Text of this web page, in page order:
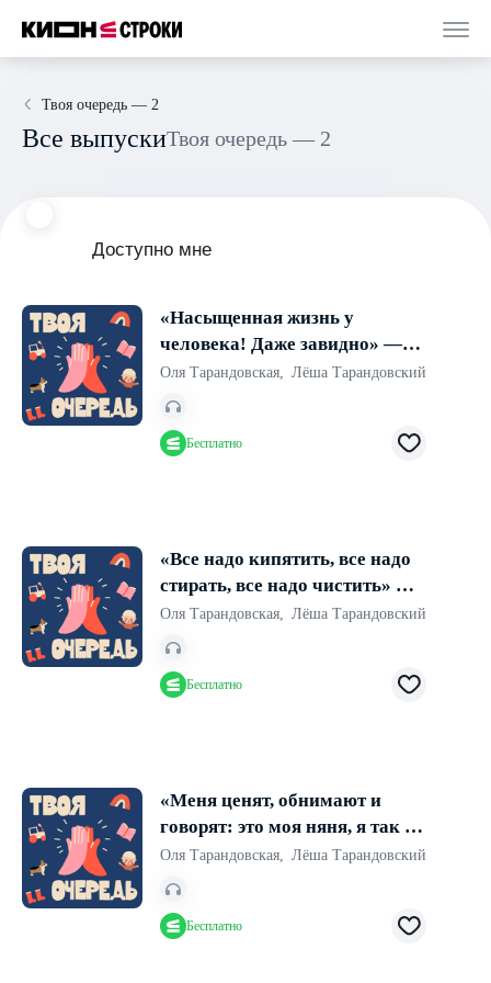
Твоя очередь — 2
Все выпуски Твоя очередь — 2
Доступно мне
«Насыщенная жизнь у
человека! Даже завидно» —
эпизод про переезды с
ребенком
Оля Тарандовская, Лёша Тарандовский
Бесплатно
«Все надо кипятить, все надо
стирать, все надо чистить» —
обсуждаем стереотипы о детях
и родительстве
Оля Тарандовская, Лёша Тарандовский
Бесплатно
«Меня ценят, обнимают и
говорят: это моя няня, я так ее
люблю!» — выпуск про нянь,
ситтеров и всех, кто может
Оля Тарандовская, Лёша Тарандовский
Бесплатно